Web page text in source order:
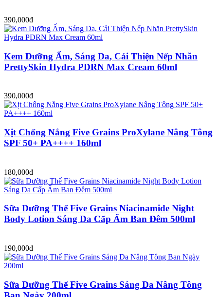
390,000đ
Kem Dưỡng Ẩm, Sáng Da, Cải Thiện Nếp Nhăn
PrettySkin Hydra PDRN Max Cream 60ml
390,000đ
Xịt Chống Nắng Five Grains ProXylane Nâng Tông
SPF 50+ PA++++ 160ml
180,000đ
Sữa Dưỡng Thể Five Grains Niacinamide Night
Body Lotion Sáng Da Cấp Ẩm Ban Đêm 500ml
190,000đ
Sữa Dưỡng Thể Five Grains Sáng Da Nâng Tông